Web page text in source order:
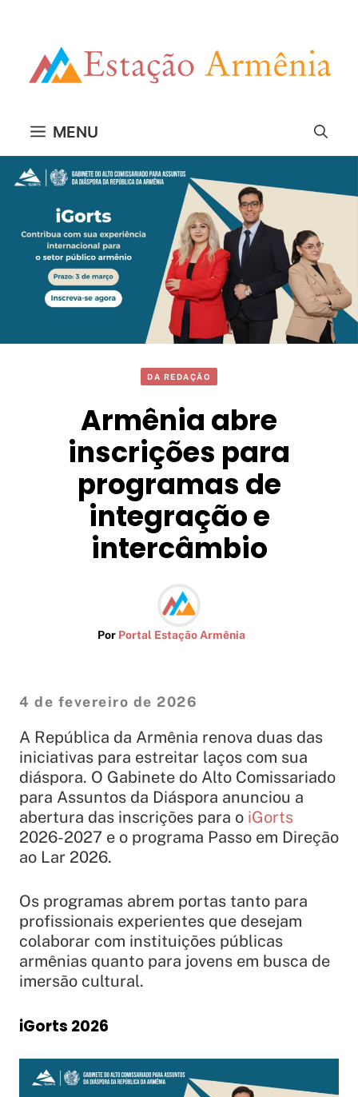
MENU
DA REDAÇÃO
Armênia abre
inscrições para
programas de
integração e
intercâmbio
Por Portal Estação Armênia
4 de fevereiro de 2026
A República da Armênia renova duas das
iniciativas para estreitar laços com sua
diáspora. O Gabinete do Alto Comissariado
para Assuntos da Diáspora anunciou a
abertura das inscrições para o iGorts
2026-2027 e o programa Passo em Direção
ao Lar 2026.
Os programas abrem portas tanto para
profissionais experientes que desejam
colaborar com instituições públicas
armênias quanto para jovens em busca de
imersão cultural.
iGorts 2026